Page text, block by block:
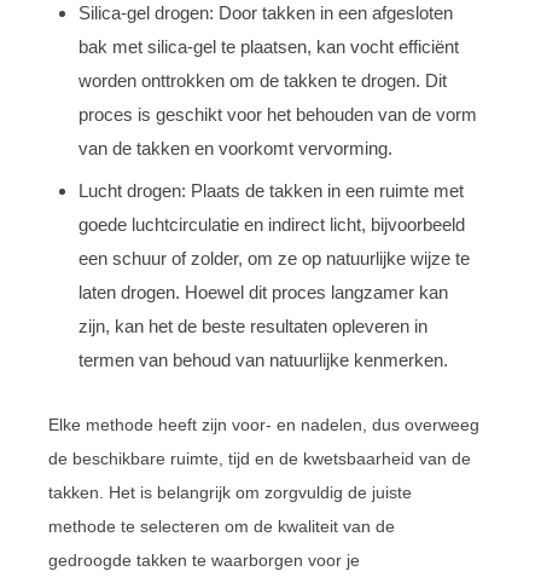
Silica-gel drogen: Door takken in een afgesloten
bak met silica-gel te plaatsen, kan vocht efficiënt
worden onttrokken om de takken te drogen. Dit
proces is geschikt voor het behouden van de vorm
van de takken en voorkomt vervorming.
Lucht drogen: Plaats de takken in een ruimte met
goede luchtcirculatie en indirect licht, bijvoorbeeld
een schuur of zolder, om ze op natuurlijke wijze te
laten drogen. Hoewel dit proces langzamer kan
zijn, kan het de beste resultaten opleveren in
termen van behoud van natuurlijke kenmerken.
Elke methode heeft zijn voor- en nadelen, dus overweeg
de beschikbare ruimte, tijd en de kwetsbaarheid van de
takken. Het is belangrijk om zorgvuldig de juiste
methode te selecteren om de kwaliteit van de
gedroogde takken te waarborgen voor je